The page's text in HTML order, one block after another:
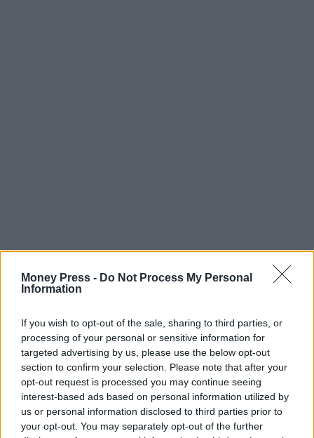
Money Press - Do Not Process My Personal
Information
If you wish to opt-out of the sale, sharing to third parties, or
processing of your personal or sensitive information for
targeted advertising by us, please use the below opt-out
section to confirm your selection. Please note that after your
opt-out request is processed you may continue seeing
interest-based ads based on personal information utilized by
us or personal information disclosed to third parties prior to
your opt-out. You may separately opt-out of the further